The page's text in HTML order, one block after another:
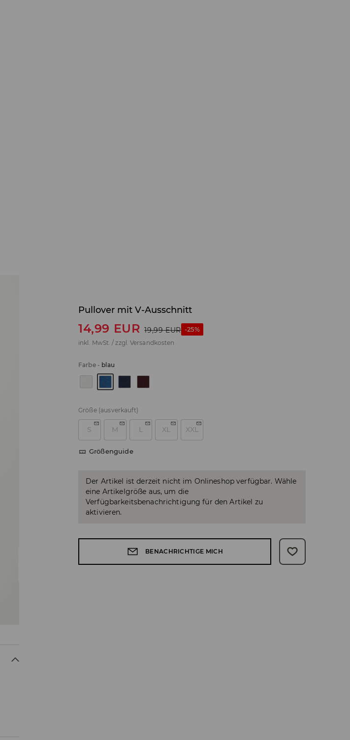
Pullover mit V-Ausschnitt
14,99 EUR 19,99 EUR -25%
inkl. MwSt. / zzgl. Versandkosten
Farbe- blau
Größe (ausverkauft)
S M L XL XXL
Größenguide
Der Artikel ist derzeit nicht im Onlineshop verfügbar. Wähle
eine Artikelgröße aus, um die
Verfügbarkeitsbenachrichtigung für den Artikel zu
aktivieren.
BENACHRICHTIGE MICH